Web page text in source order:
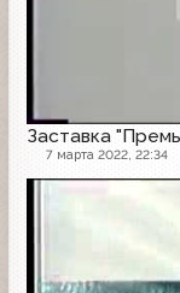
Заставка
7 марта 2022, 22:34